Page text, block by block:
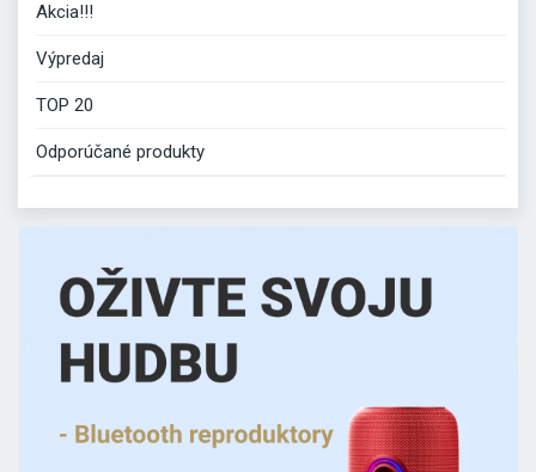
Akcia!!!
Výpredaj
TOP 20
Odporúčané produkty